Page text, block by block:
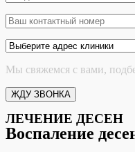
Мы свяжемся с вами,
ЛЕЧЕНИЕ ДЕСЕН
Воспаление